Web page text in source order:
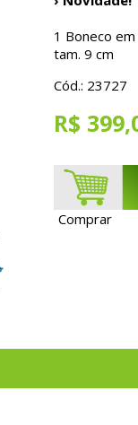
1 Boneco em
tam. 9 cm
Cód.: 23727
R$
Comprar